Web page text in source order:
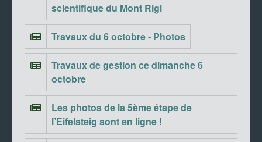
scientifique du Mont Rigi
Travaux du 6 octobre - Photos
Travaux de gestion ce dimanche 6
octobre
Les photos de la 5ème étape de
l’Eifelsteig sont en ligne !